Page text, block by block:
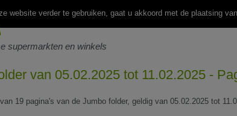
supermarkten en winkels
van 05.02.2025 tot 11.02.2025 -
19 pagina's van de Jumbo folder, geldig van 05.02.2025 tot
website verder te gebruiken, gaat u akkoord met de plaatsing